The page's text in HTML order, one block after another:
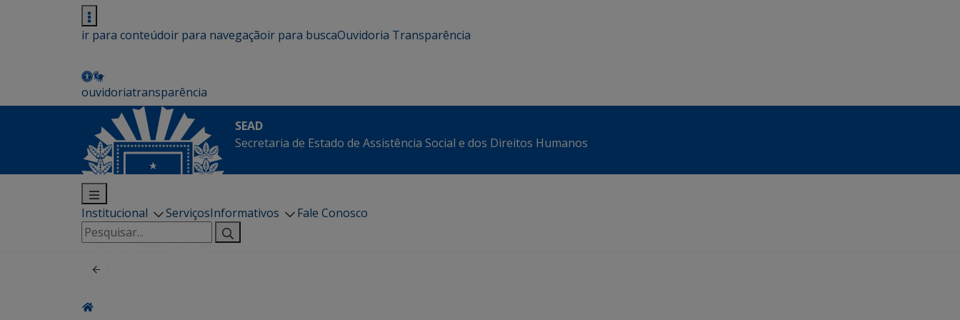
ir para conteúdoir para navegaçãoir para buscaOuvidoria Transparência
ouvidoriatransparência
SEAD
Secretaria de Estado de Assistência Social e dos Direitos Humanos
Institucional ServiçosInformativos
Fale Conosco
Pesquisar
por: